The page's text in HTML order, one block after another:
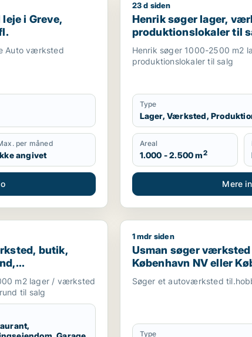
i Roskilde
i Greve, Solrød eller Roskilde m.fl.
i Greve,
Auto værksted
per måned
angivet
Henrik søger lager,
23 d siden
Henrik søger lager,
produktionslokaler til
Ishøj eller Greve m.fl.
Henrik søger 1000-2500 m2
produktionslokaler til salg
Type
Lager, Værksted,
Areal
1.000 - 2.500 m2
Mere
butik, restaurant, erhvervsgrund,
butik,
garage til
m.fl.
m2 lager / værksted
til salg
Usman søger værksted til
1 mdr siden
Usman søger
København NV eller
Søger et autoværksted
Type